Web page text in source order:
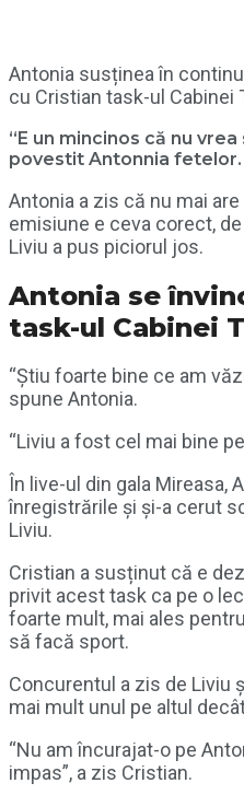
Antonia susținea în
cu Cristian task-ul Cabinei
“E un mincinos că nu
povestit Antonnia fetelor.
Antonia a zis că nu mai
emisiune e ceva corect,
Liviu a pus piciorul jos.
Antonia se
task-ul Cabinei
“Știu foarte bine ce am
spune Antonia.
“Liviu a fost cel mai bine
În live-ul din gala Mireasa,
înregistrările și și-a cerut
Liviu.
Cristian a susținut că e
privit acest task ca pe o
foarte mult, mai ales
să facă sport.
Concurentul a zis de Liviu
mai mult unul pe altul
“Nu am încurajat-o pe
impas”, a zis Cristian.